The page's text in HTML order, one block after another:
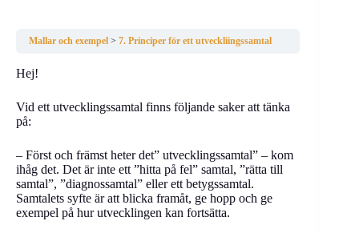
Mallar och exempel 7. Principer för ett utveckliingssamtal
Hej!
Vid ett utvecklingssamtal finns följande saker att tänka
på:
– Först och främst heter det” utvecklingssamtal” – kom
ihåg det. Det är inte ett ”hitta på fel” samtal, ”rätta till
samtal”, ”diagnossamtal” eller ett betygssamtal.
Samtalets syfte är att blicka framåt, ge hopp och ge
exempel på hur utvecklingen kan fortsätta.